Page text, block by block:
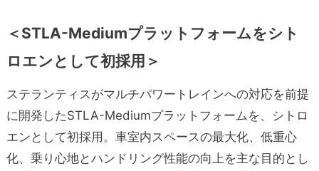
＜STLA-Mediumプラットフォームをシト
ロエンとして初採用＞
ステランティスがマルチパワートレインへの対応を前提
に開発したSTLA-Mediumプラットフォームを、シトロ
エンとして初採用。車室内スペースの最大化、低重心
化、乗り心地とハンドリング性能の向上を主な目的とし